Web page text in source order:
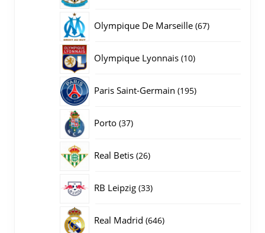
Olympique De Marseille 6767
Olympique Lyonnais 1010
Paris Saint-Germain 195195
Porto 3737
Real Betis 2626
RB Leipzig 3333
Real Madrid 646646